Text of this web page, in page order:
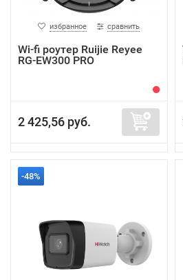
избранное сравнить
Wi-fi роутер Ruijie Reyee
RG-EW300 PRO
2 425,56 руб.
-48%